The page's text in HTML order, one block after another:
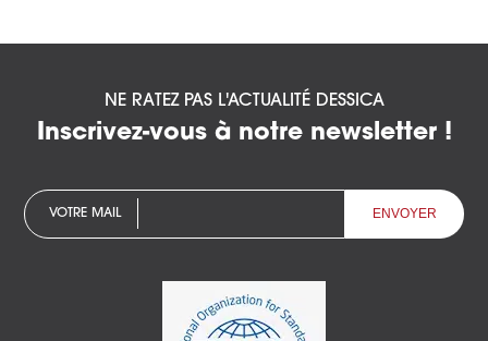
NE RATEZ PAS L'ACTUALITÉ DESSICA
Inscrivez-vous à notre newsletter !
VOTRE MAIL